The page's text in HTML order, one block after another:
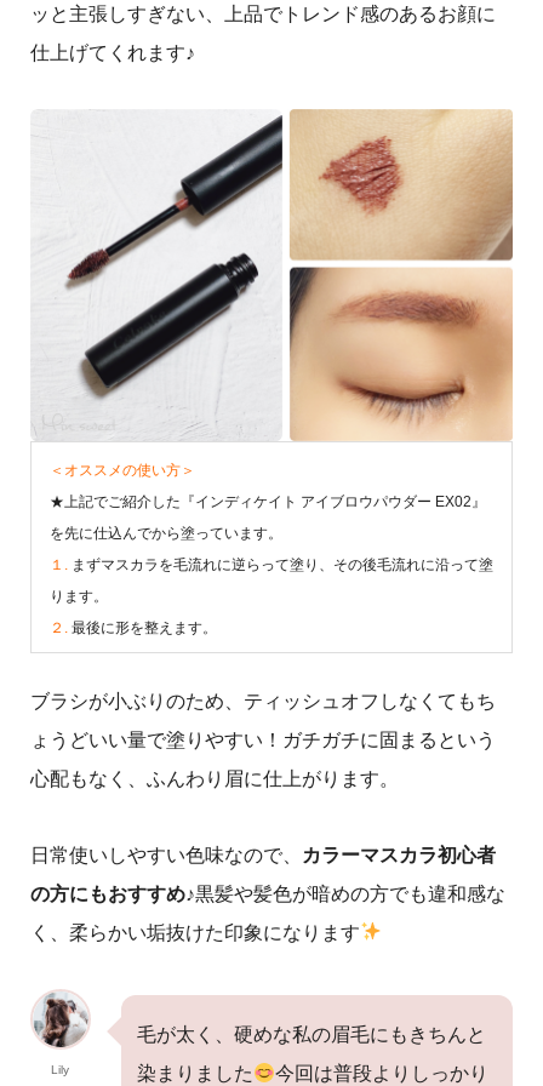
ッと主張しすぎない、上品でトレンド感のあるお顔に
仕上げてくれます♪
＜オススメの使い方＞
★上記でご紹介した『インディケイト アイブロウパウダー EX02』
を先に仕込んでから塗っています。
１.まずマスカラを毛流れに逆らって塗り、その後毛流れに沿って塗
ります。
２.最後に形を整えます。
ブラシが小ぶりのため、ティッシュオフしなくてもち
ょうどいい量で塗りやすい！ガチガチに固まるという
心配もなく、ふんわり眉に仕上がります。
日常使いしやすい色味なので、
カラーマスカラ初心者
の方にもおすすめ♪黒髪や髪色が暗めの方でも違和感な
く、柔らかい垢抜けた印象になります
Lily
毛が太く、硬めな私の眉毛にもきちんと
染まりました
今回は普段よりしっかり